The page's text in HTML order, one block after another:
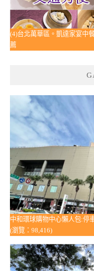
(4)台北萬華區。凱達家宴中
薦
中和環球購物中心懶人包:停
(瀏覽：98,416)